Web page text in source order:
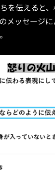
を伝えると
メッセージ